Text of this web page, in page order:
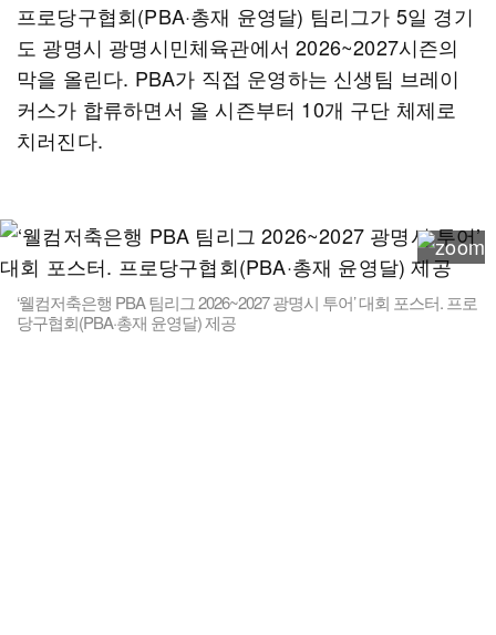
프로당구협회(PBA·총재 윤영달) 팀리그가 5일 경기
도 광명시 광명시민체육관에서 2026~2027시즌의
막을 올린다. PBA가 직접 운영하는 신생팀 브레이
커스가 합류하면서 올 시즌부터 10개 구단 체제로
치러진다.
‘웰컴저축은행 PBA 팀리그 2026~2027 광명시 투어’ 대회 포스터. 프로
당구협회(PBA·총재 윤영달) 제공